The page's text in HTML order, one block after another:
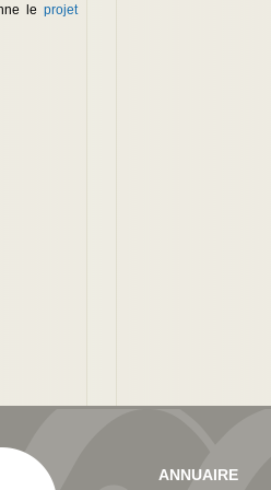
le projet
ANNUAIRE